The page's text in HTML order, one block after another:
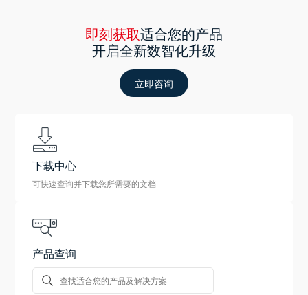
即刻获取适合您的产品
开启全新数智化升级
立即咨询
下载中心
可快速查询并下载您所需要的文档
产品查询